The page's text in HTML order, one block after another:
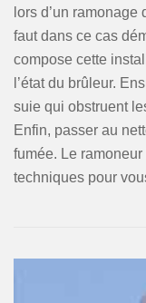
lors d’un ramonage
faut dans ce cas
compose cette
l’état du brûleur.
suie qui obstruent
Enfin, passer au
fumée. Le
techniques pour